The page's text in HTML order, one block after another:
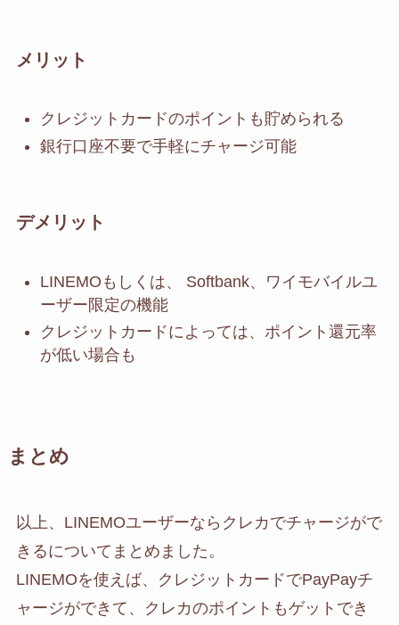
メリット
クレジットカードのポイントも貯められる
銀行口座不要で手軽にチャージ可能
デメリット
LINEMOもしくは、 Softbank、ワイモバイルユ
ーザー限定の機能
クレジットカードによっては、ポイント還元率
が低い場合も
まとめ
以上、LINEMOユーザーならクレカでチャージがで
きるについてまとめました。
LINEMOを使えば、クレジットカードでPayPayチ
ャージができて、クレカのポイントもゲットでき